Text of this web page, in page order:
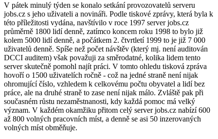
V pátek minulý týden se konalo setkání provozovatelů serveru
jobs.cz s jeho uživateli a novináři. Podle tiskové zprávy, která byla k
této příležitosti vydána, navštívilo v roce 1997 server jobs.cz
průměrně 1800 lidí denně, zatímco koncem roku 1998 to bylo již
kolem 5000 lidí denně, a počátkem 2. čtvrtletí 1999 to je již 7 000
uživatelů denně. Spíše než počet návštěv (který mj. není auditován
DCCI auditem) však považuji za směrodatné, kolika lidem tento
server skutečně pomohl najít práci. V tomto ohledu tisková zpráva
hovoří o 1500 uživatelích ročně - což na jedné straně není nijak
ohromující číslo, vzhledem k celkovému počtu obyvatel a lidí bez
práce, ale na druhé straně to zase není nijak málo. Zvláště pak při
současném růstu nezaměstnanosti, kdy každá pomoc má velký
význam. V každém okamžiku přitom celý server jobs.cz nabízí 600
až 800 volných pracovních míst, a denně se asi 50 inzerovaných
volných míst obměňuje.